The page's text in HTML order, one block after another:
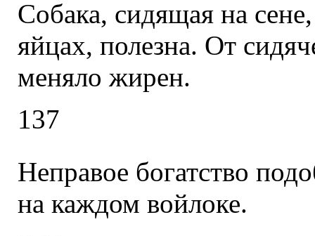
Собака, сидящая на
яйцах, полезна. От
меняло жирен.
137
Неправое богатство
на каждом войлоке.